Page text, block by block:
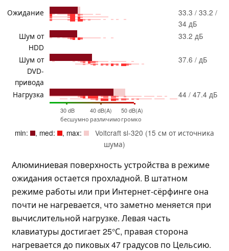
Ожидание
33.3 / 33.2 /
34 дБ
Шум от
HDD
33.2 дБ
Шум от
DVD-
привода
37.6 / дБ
Нагрузка 44 / 47.4 дБ
30 dB
бесшумно
40 dB(A)
различимо
50 dB(A)
громко
min: , med: , max:
Voltcraft sl-320 (15 см от источника
шума)
Алюминиевая поверхность устройства в режиме
ожидания остается прохладной. В штатном
режиме работы или при Интернет-сёрфинге она
почти не нагревается, что заметно меняется при
вычислительной нагрузке. Левая часть
клавиатуры достигает 25°С, правая сторона
нагревается до пиковых 47 градусов по Цельсию.